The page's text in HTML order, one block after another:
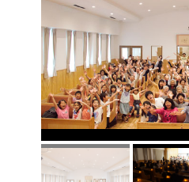
ジャンル
教会
特別集会奉仕者
冠婚葬祭